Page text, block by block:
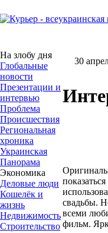
На злобу дня
Глобальные
новости
Презентации и
интервью
Проблема
Происшествия
Региональная
хроника
Украинская
Панорама
Экономика
Деловые люди
Кошелёк и
жизнь
Недвижимость
Строительство
30
свадьбы.
всеми
фильм.